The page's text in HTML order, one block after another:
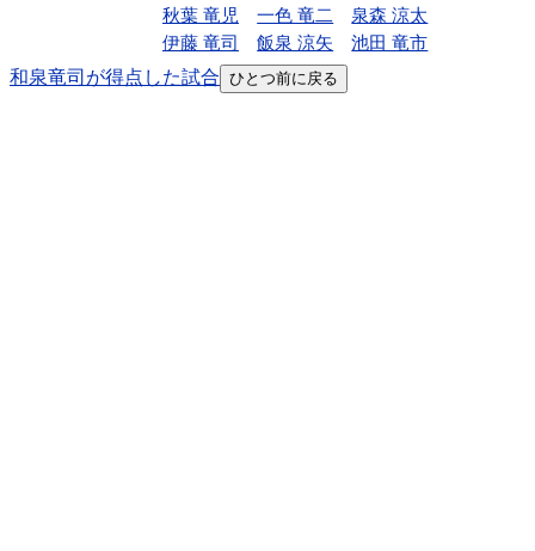
秋葉 竜児
一色 竜二
泉森 涼太
伊藤 竜司
飯泉 涼矢 池田 竜市
和泉竜司が得点した試合 ひとつ前に戻る